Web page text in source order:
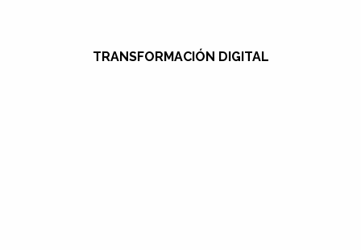
TRANSFORMACIÓN DIGITAL